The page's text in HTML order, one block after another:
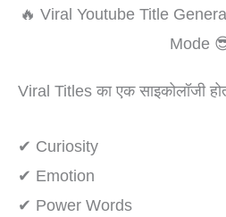
🔥 Viral Youtube Title
Mode
Viral Titles का एक साइकोलॉजी
✔ Curiosity
✔ Emotion
✔ Power Words